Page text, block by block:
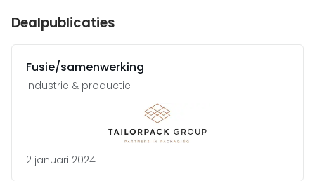
Dealpublicaties
Fusie/samenwerking
Industrie & productie
2 januari 2024